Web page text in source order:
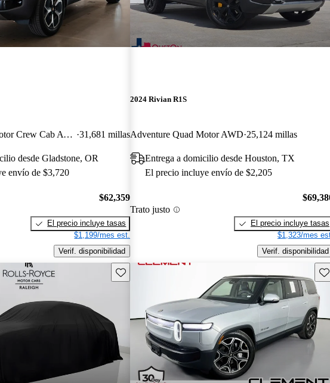
Adventure Dual Motor Crew Cab AWD 31,681 millas
desde Gladstone, OR
envío de $3,720
$62,359
El precio incluye tasas
$1,199/mes est.
Verif. disponibilidad
2024 Rivian R1S
Adventure Quad Motor AWD 25,124 millas
Entrega a domicilio desde Houston, TX
El precio incluye envío de $2,205
Trato justo
El precio incluye tasas
$1,323/mes
Verif. disponibilidad
Guarda este Aviso